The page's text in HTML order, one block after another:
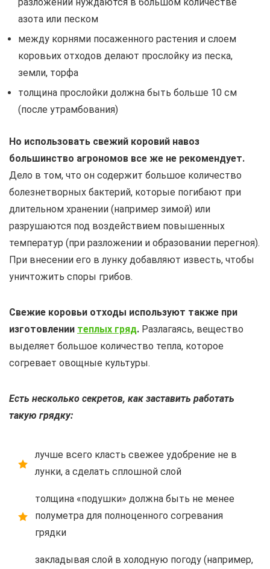
азота или песком
между корнями посаженного растения и слоем
коровьих отходов делают прослойку из песка,
земли, торфа
толщина прослойки должна быть больше 10 см
(после утрамбования)
Но использовать свежий коровий навоз
большинство агрономов все же не рекомендует.
Дело в том, что он содержит большое количество
болезнетворных бактерий, которые погибают при
длительном хранении (например зимой) или
разрушаются под воздействием повышенных
температур (при разложении и образовании перегноя).
При внесении его в лунку добавляют известь, чтобы
уничтожить споры грибов.
Свежие коровьи отходы используют также при
изготовлении теплых гряд. Разлагаясь, вещество
выделяет большое количество тепла, которое
согревает овощные культуры.
Есть несколько секретов, как заставить работать
такую грядку:
лучше всего класть свежее удобрение не в
лунки, а сделать сплошной слой
толщина «подушки» должна быть не менее
полуметра для полноценного согревания
грядки
закладывая слой в холодную погоду (например,